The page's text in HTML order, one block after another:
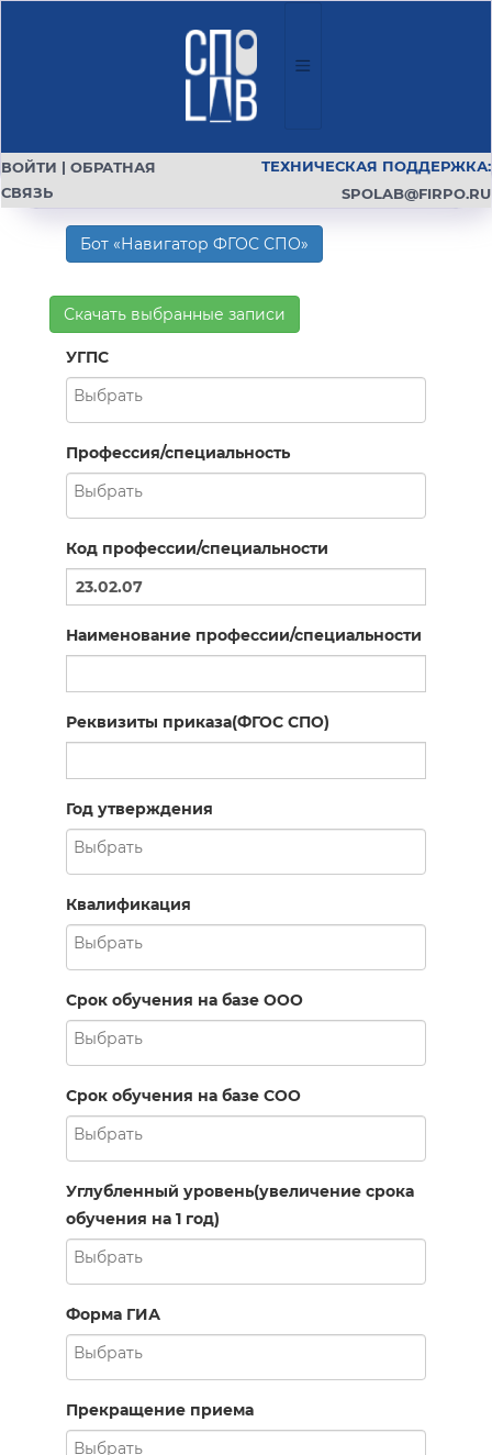
ВОЙТИ | ОБРАТНАЯ
СВЯЗЬ
ТЕХНИЧЕСКАЯ ПОДДЕРЖКА:
SPOLAB@FIRPO.RU
Бот «Навигатор ФГОС СПО»
Скачать выбранные записи
УГПС
Профессия/специальность
Код профессии/специальности
Наименование профессии/специальности
Реквизиты приказа(ФГОС СПО)
Год утверждения
Квалификация
Срок обучения на базе ООО
Срок обучения на базе СОО
Углубленный уровень(увеличение срока
обучения на 1 год)
Форма ГИА
Прекращение приема